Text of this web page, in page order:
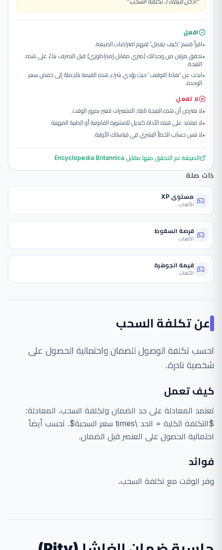
افعل
•اقرأ قسم 'كيف يعمل' لفهم افتراضات الصيغة.
•تحقق مرتين من وحداتك (متري مقابل إمبراطوري) قبل التصرف بناءً على هذه
النتيجة.
•ابحث عن 'نقاط التوقف' حيث يؤدي شراء هذه القيمة بالجملة إلى خفض سعر
الوحدة.
لا تفعل
•لا تفترض أن هذه النتيجة ثابتة; المتغيرات تتغير بمرور الوقت.
•لا تعتمد على هذه الأداة كبديل للمشورة القانونية أو الطبية المهنية.
•لا تنس حساب الخطأ البشري في قياساتك الأولية.
الصيغة تم التحقق منها مقابل Encyclopedia Britannica
ذات صلة
مستوى XP
الألعاب
فرصة السقوط
الألعاب
قيمة الجوهرة
الألعاب
عن تكلفة السحب
احسب تكلفة الوصول للضمان واحتمالية الحصول على
شخصية نادرة.
كيف تعمل
تعتمد المعادلة على حد الضمان وتكلفة السحب. المعادلة:
$التكلفة الكلية = الحد \times سعر السحبة$. تحسب أيضاً
احتمالية الحصول على العنصر قبل الضمان.
فوائد
وفر الوقت مع تكلفة السحب.